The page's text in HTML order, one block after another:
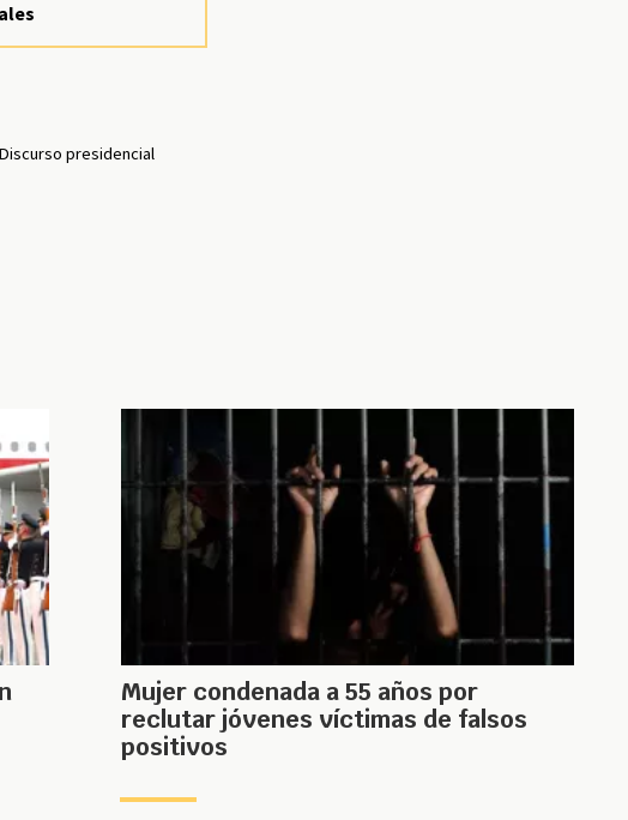
Discurso presidencial
Mujer condenada a 55 años por
reclutar jóvenes víctimas de falsos
positivos